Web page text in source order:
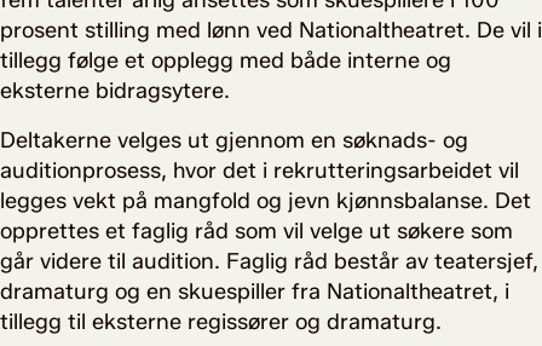
prosent stilling med lønn ved Nationaltheatret. De vil i
tillegg følge et opplegg med både interne og
eksterne bidragsytere.
Deltakerne velges ut gjennom en søknads- og
auditionprosess, hvor det i rekrutteringsarbeidet vil
legges vekt på mangfold og jevn kjønnsbalanse. Det
opprettes et faglig råd som vil velge ut søkere som
går videre til audition. Faglig råd består av teatersjef,
dramaturg og en skuespiller fra Nationaltheatret, i
tillegg til eksterne regissører og dramaturg.